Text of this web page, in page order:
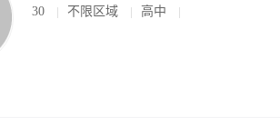
30 不限区域 高中